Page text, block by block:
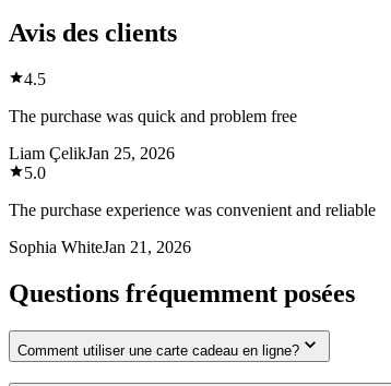
Avis des clients
4.5
The purchase was quick and problem free
Liam ÇelikJan 25, 2026
5.0
The purchase experience was convenient and reliable
Sophia WhiteJan 21, 2026
Questions fréquemment posées
Comment utiliser une carte cadeau en ligne?